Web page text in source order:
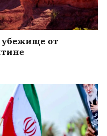
от